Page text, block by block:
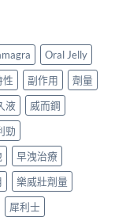
Oral Jelly
性 副作用
劑量
液
威而鋼
勁
早洩治療
樂威壯劑量
犀利士